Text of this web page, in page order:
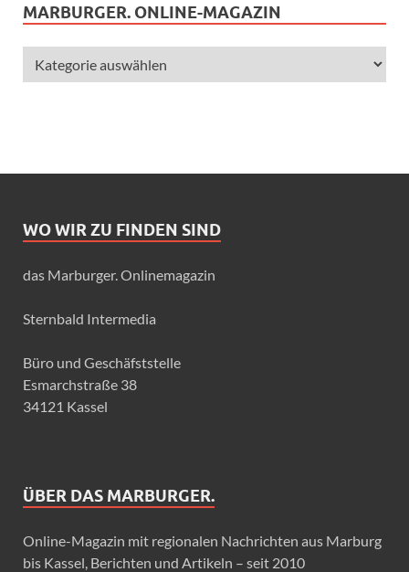
MARBURGER. ONLINE-MAGAZIN
WO WIR ZU FINDEN SIND
das Marburger. Onlinemagazin
Sternbald Intermedia
Büro und Geschäfststelle
Esmarchstraße 38
34121 Kassel
ÜBER DAS MARBURGER.
Online-Magazin mit regionalen Nachrichten aus Marburg
bis Kassel, Berichten und Artikeln – seit 2010